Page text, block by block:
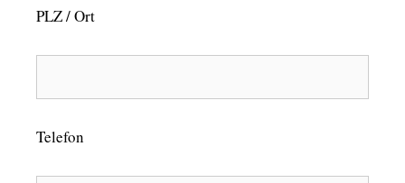
PLZ / Ort
Telefon